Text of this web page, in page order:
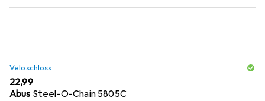
Veloschloss
EUR
22,99
Abus Steel-O-Chain 5805C